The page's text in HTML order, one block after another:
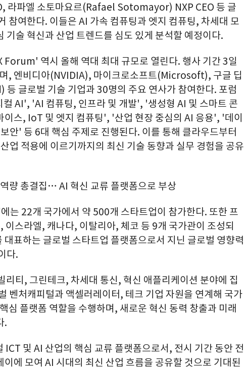
라파엘 소토마요르(Rafael Sotomayor) NXP CEO 등 글
참여한다. 이들은 AI 가속 컴퓨팅과 엣지 컴퓨팅, 차세대 모
기술 혁신과 산업 트렌드를 심도 있게 분석할 예정이다.
Forum' 역시 올해 역대 최대 규모로 열린다. 행사 기간 3일
, 엔비디아(NVIDIA), 마이크로소프트(Microsoft), 구글 딥
글로벌 기술 기업과 30명의 주요 연사가 참여한다. 포럼
AI', 'AI 컴퓨팅, 인프라 및 개발', '생성형 AI 및 스마트 콘
스, IoT 및 엣지 컴퓨팅', '산업 현장 중심의 AI 응용', '데이
안' 등 6대 핵심 주제로 진행된다. 이를 통해 클라우드부터
업 적용에 이르기까지의 최신 기술 동향과 실무 경험을 공유
량 총결집… AI 혁신 교류 플랫폼으로 부상
는 22개 국가에서 약 500개 스타트업이 참가한다. 또한 프
이스라엘, 캐나다, 이탈리아, 체코 등 9개 국가관이 조성되
표하는 글로벌 스타트업 플랫폼으로서 지닌 글로벌 영향력
다.
리티, 그린테크, 차세대 통신, 혁신 애플리케이션 분야에 집
벤처캐피털과 액셀러레이터, 테크 기업 자원을 연계해 국가
심 플랫폼 역할을 수행하며, 새로운 혁신 동력 창출과 미래
.
및 AI 산업의 핵심 교류 플랫폼으로서, 전시 기간 동안 전
에 모여 AI 시대의 최신 산업 흐름을 공유할 것으로 기대된